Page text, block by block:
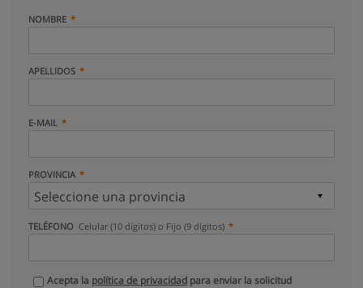
NOMBRE
APELLIDOS
E-MAIL
PROVINCIA
TELÉFONO Celular (10 dígitos) o Fijo (9 dígitos)
Acepta la política de privacidad para enviar la solicitud